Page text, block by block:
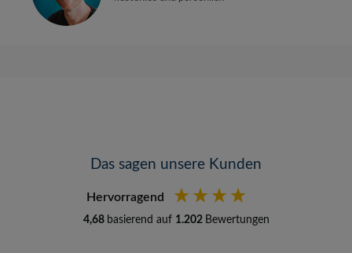
Das sagen unsere Kunden
Hervorragend
4,68 basierend auf 1.202 Bewertungen